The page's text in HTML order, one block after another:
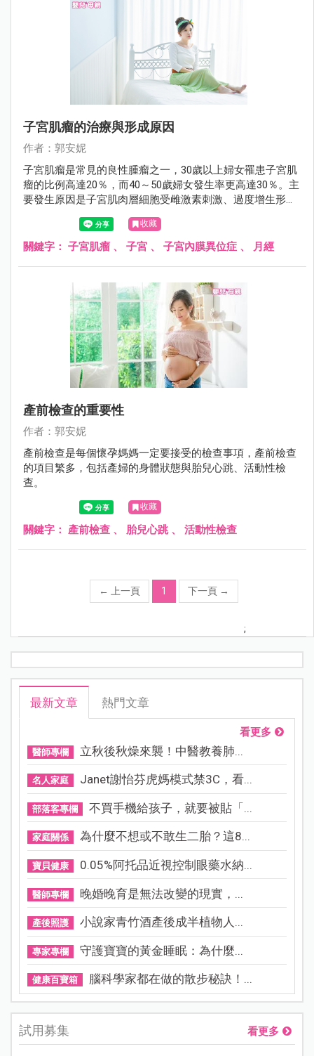
子宮肌瘤的治療與形成原因
作者：郭安妮
子宮肌瘤是常見的良性腫瘤之一，30歲以上婦女罹患子宮肌
瘤的比例高達20％，而40～50歲婦女發生率更高達30％。主
要發生原因是子宮肌肉層細胞受雌激素刺激、過度增生形成
的良性腫瘤，大部份不需要治療，只要定期追蹤即可。
收藏
關鍵字： 子宮肌瘤 、 子宮 、 子宮內膜異位症 、 月經
產前檢查的重要性
作者：郭安妮
產前檢查是每個懷孕媽媽一定要接受的檢查事項，產前檢查
的項目繁多，包括產婦的身體狀態與胎兒心跳、活動性檢
查。
收藏
關鍵字： 產前檢查 、 胎兒心跳、 活動性檢查
← 上一頁 1 下一頁 →
;
最新文章 熱門文章
看更多
醫師專欄 立秋後秋燥來襲！中醫教養肺...
名人家庭 Janet謝怡芬虎媽模式禁3C，看...
部落客專欄 不買手機給孩子，就要被貼「...
家庭關係 為什麼不想或不敢生二胎？這8...
寶貝健康 0.05%阿托品近視控制眼藥水納...
醫師專欄 晚婚晚育是無法改變的現實，...
產後照護 小說家青竹酒產後成半植物人...
專家專欄 守護寶寶的黃金睡眠：為什麼...
健康百寶箱 腦科學家都在做的散步秘訣！...
試用募集 看更多